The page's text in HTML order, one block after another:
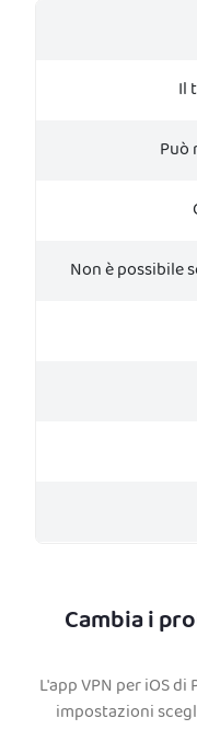
Il
Può
Non è possibile
Cambia i
L'app VPN per iOS
impostazioni